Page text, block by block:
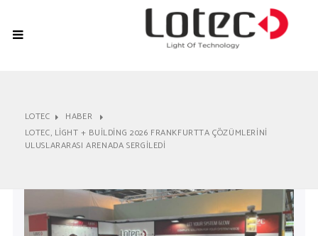
LOTEC
HABER
LOTEC, LIGHT + BUILDING 2026 FRANKFURTTA ÇÖZÜMLERINI
ULUSLARARASI ARENADA SERGILEDI